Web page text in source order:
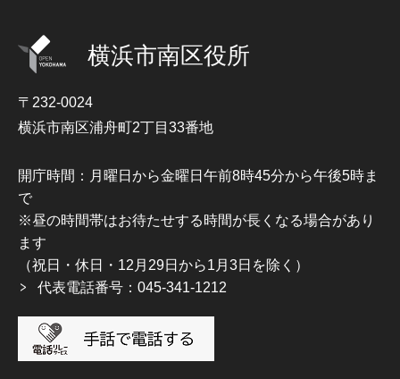
横浜市南区役所
〒232-0024
横浜市南区浦舟町2丁目33番地
開庁時間：月曜日から金曜日午前8時45分から午後5時ま
で
※昼の時間帯はお待たせする時間が長くなる場合があり
ます
（祝日・休日・12月29日から1月3日を除く）
代表電話番号：045-341-1212